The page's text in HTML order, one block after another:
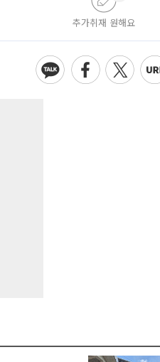
추가취재 원해요